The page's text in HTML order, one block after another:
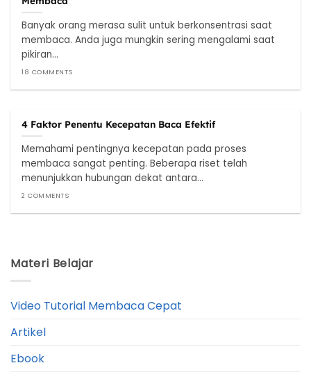
Banyak orang merasa sulit untuk berkonsentrasi saat
membaca. Anda juga mungkin sering mengalami saat
pikiran...
18 COMMENTS
4 Faktor Penentu Kecepatan Baca Efektif
Memahami pentingnya kecepatan pada proses
membaca sangat penting. Beberapa riset telah
menunjukkan hubungan dekat antara...
2 COMMENTS
Materi Belajar
Video Tutorial Membaca Cepat
Artikel
Ebook